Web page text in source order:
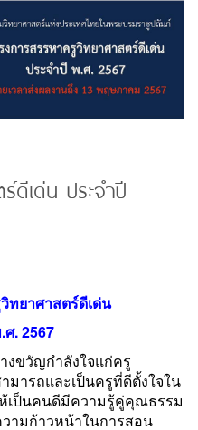
ดีเด่น ประจำปี
ทยาศาสตร์ดีเด่น
. 2567
งขวัญกำลังใจแก่ครู
ารถและเป็นครูที่ดีตั้งใจใน
เป็นคนดีมีความรู้คู่คุณธรรม
ามก้าวหน้าในการสอน